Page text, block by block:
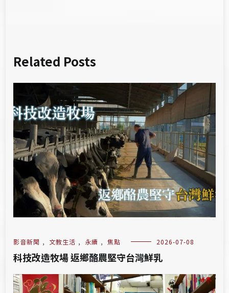
Related Posts
影音新聞 , 文教生活 , 永續 , 焦點 2026-07-08
科技改造牧場 返鄉酪農堅守台灣鮮乳